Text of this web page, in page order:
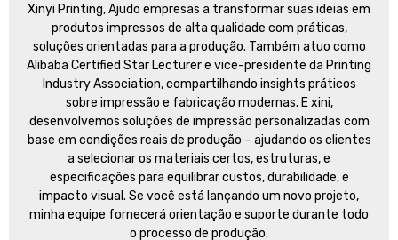
Xinyi Printing, Ajudo empresas a transformar suas ideias em
produtos impressos de alta qualidade com práticas,
soluções orientadas para a produção. Também atuo como
Alibaba Certified Star Lecturer e vice-presidente da Printing
Industry Association, compartilhando insights práticos
sobre impressão e fabricação modernas. E xini,
desenvolvemos soluções de impressão personalizadas com
base em condições reais de produção – ajudando os clientes
a selecionar os materiais certos, estruturas, e
especificações para equilibrar custos, durabilidade, e
impacto visual. Se você está lançando um novo projeto,
minha equipe fornecerá orientação e suporte durante todo
o processo de produção.